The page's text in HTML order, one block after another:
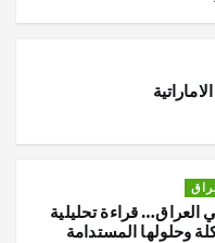
العراق… قراءة تحليلية
وحلولها المستدامة